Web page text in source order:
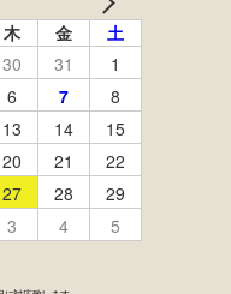
instagram LINE